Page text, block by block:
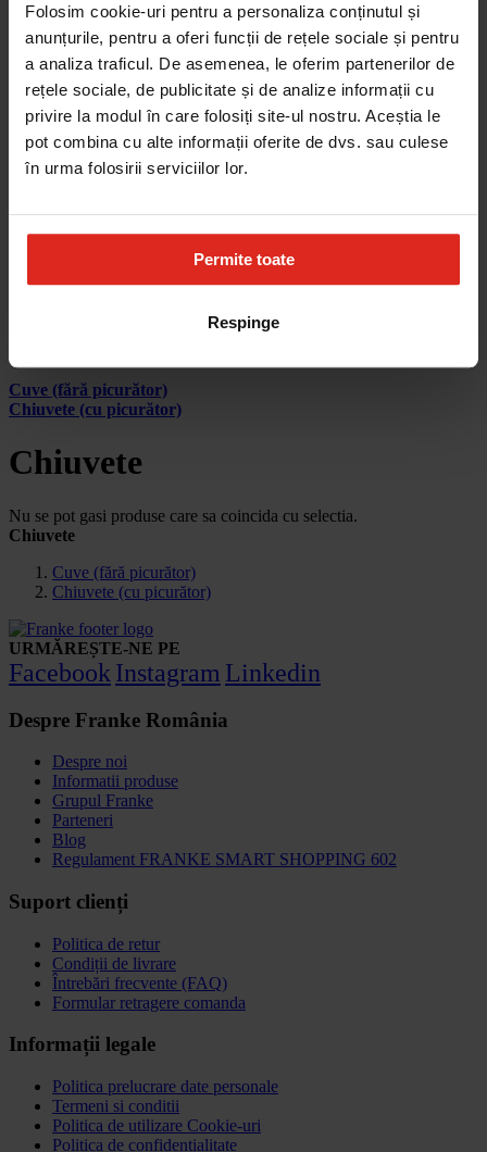
Folosim cookie-uri pentru a personaliza conținutul și
anunțurile, pentru a oferi funcții de rețele sociale și pentru
a analiza traficul. De asemenea, le oferim partenerilor de
rețele sociale, de publicitate și de analize informații cu
privire la modul în care folosiți site-ul nostru. Aceștia le
pot combina cu alte informații oferite de dvs. sau culese
în urma folosirii serviciilor lor.
Permite toate
Respinge
Cautare dupa produse
Cautare dupa piesa
Cautare dupa produse
Cautare dupa piesa
Catalog
Parteneri
Contact
Cuve (fără picurător)
Chiuvete (cu picurător)
Chiuvete
Nu se pot gasi produse care sa coincida cu selectia.
Chiuvete
Cuve (fără picurător)
Chiuvete (cu picurător)
URMĂREȘTE-NE PE
Facebook Instagram Linkedin
Despre Franke România
Despre noi
Informatii produse
Grupul Franke
Parteneri
Blog
Regulament FRANKE SMART SHOPPING 602
Suport clienți
Politica de retur
Condiții de livrare
Întrebări frecvente (FAQ)
Formular retragere comanda
Informații legale
Politica prelucrare date personale
Termeni si conditii
Politica de utilizare Cookie-uri
Politica de confidențialitate